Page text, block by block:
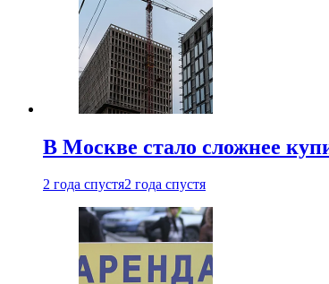
В Москве стало сложнее
2 года спустя2 года спустя